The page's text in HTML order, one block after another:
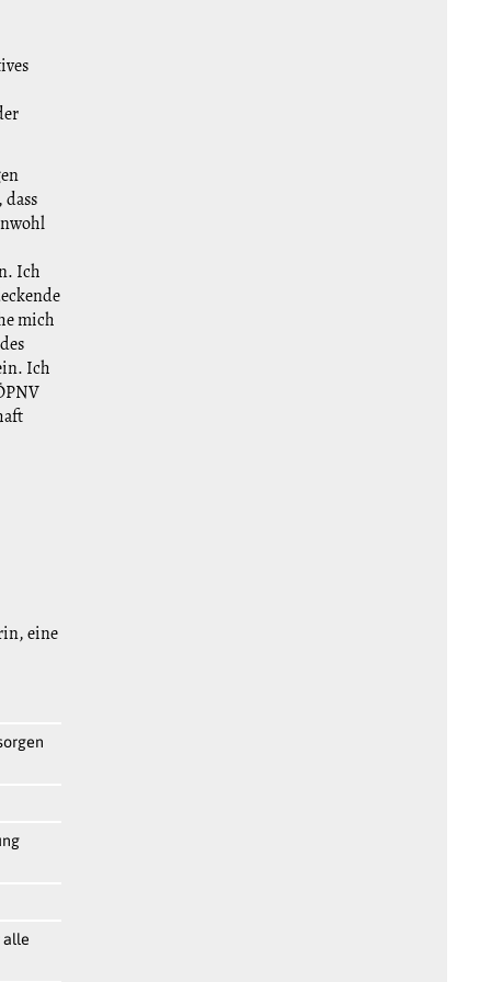
Ich
mich
Ich
eine
alle